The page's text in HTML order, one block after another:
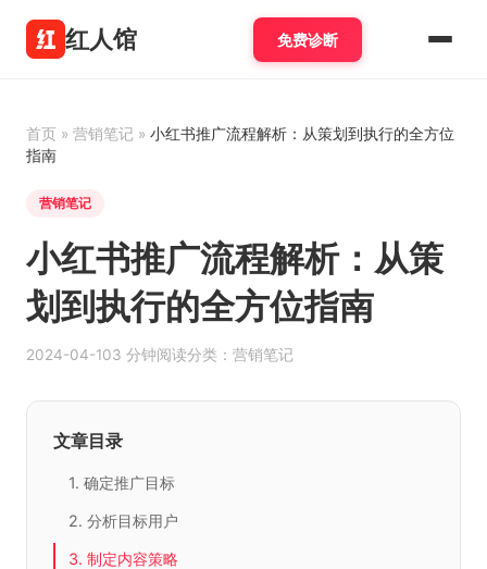
红人馆 免费诊断
首页 » 营销笔记 » 小红书推广流程解析：从策划到执行的全方位
指南
营销笔记
小红书推广流程解析：从策
划到执行的全方位指南
2024-04-103 分钟阅读分类：营销笔记
文章目录
1. 确定推广目标
2. 分析目标用户
3. 制定内容策略